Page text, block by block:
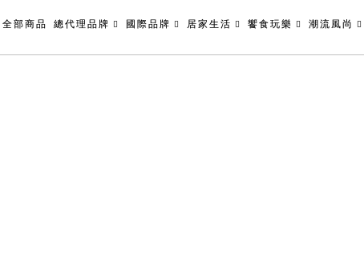
全部商品 總代理品牌 國際品牌 居家生活 饗食玩樂 潮流風尚